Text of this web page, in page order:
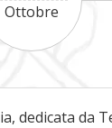
Ottobre
dedicata da